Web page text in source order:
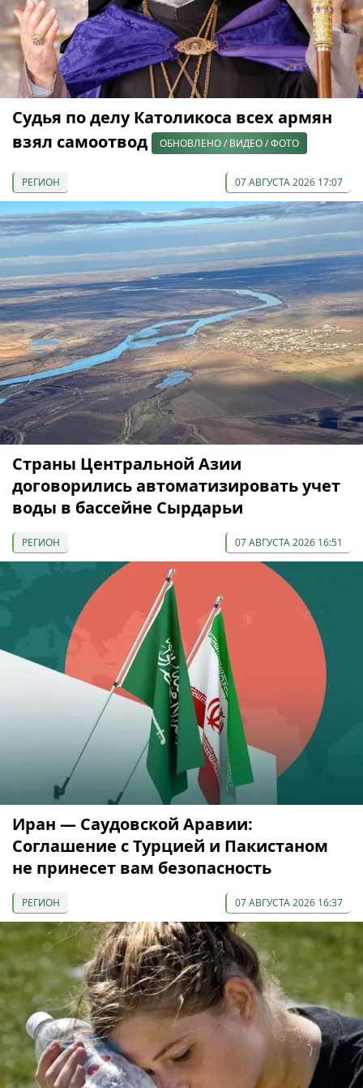
Судья по делу Католикоса всех армян
взял самоотвод
ОБНОВЛЕНО / ВИДЕО / ФОТО
РЕГИОН 07 АВГУСТА 2026 17:07
Страны Центральной Азии
договорились автоматизировать учет
воды в бассейне Сырдарьи
РЕГИОН 07 АВГУСТА 2026 16:51
Иран — Саудовской Аравии:
Соглашение с Турцией и Пакистаном
не принесет вам безопасность
РЕГИОН 07 АВГУСТА 2026 16:37